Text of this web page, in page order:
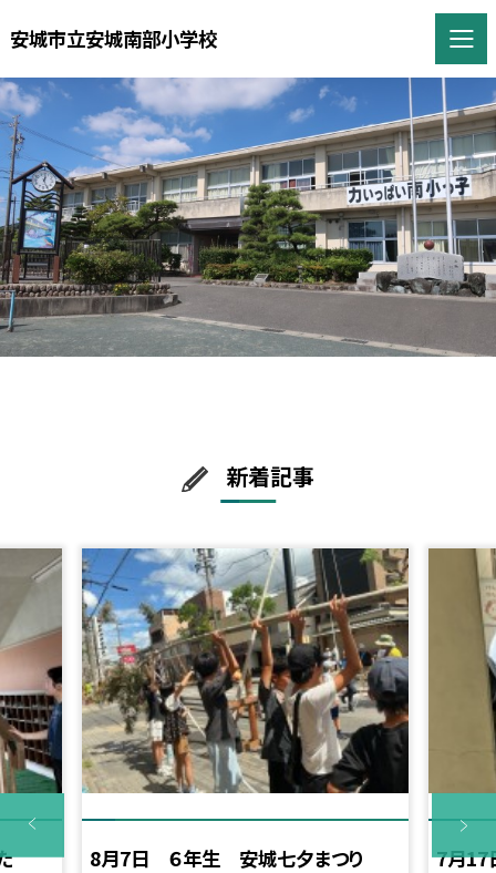
安城市立安城南部小学校
新着記事
8月7日 ６年生 安城七夕まつり
7月17